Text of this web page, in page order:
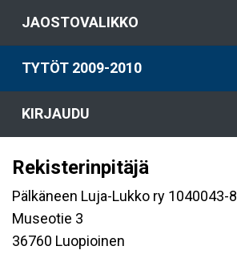
JAOSTOVALIKKO
TYTÖT 2009-2010
KIRJAUDU
Rekisterinpitäjä
Pälkäneen Luja-Lukko ry 1040043-8
Museotie 3
36760 Luopioinen